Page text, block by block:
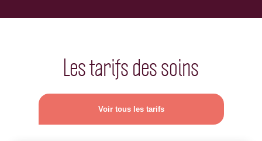
Les tarifs des soins
Voir tous les tarifs